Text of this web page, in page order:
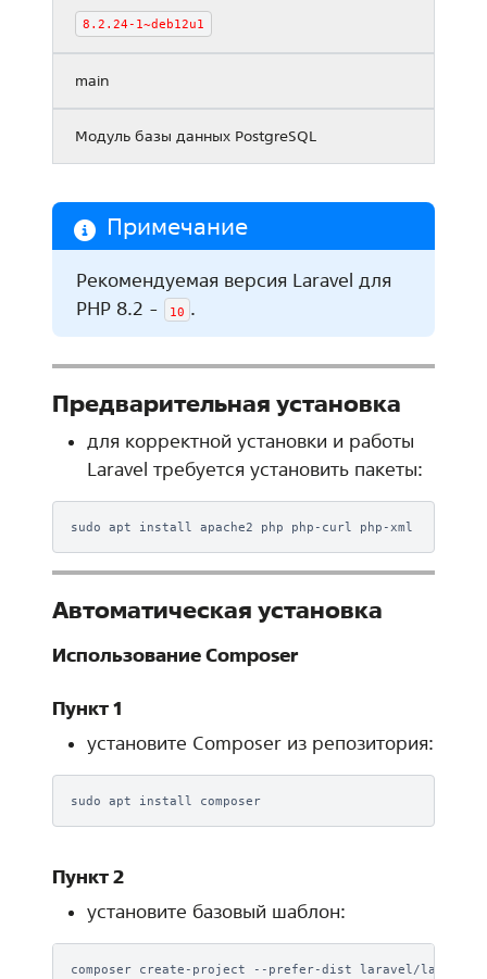
8.2.24-1~deb12u1
main
Модуль базы данных PostgreSQL
Примечание
Рекомендуемая версия Laravel для
PHP 8.2 -
10 .
Предварительная установка
для корректной установки и работы
Laravel требуется установить пакеты:
sudo apt install apache2 php php-curl
Автоматическая установка
Использование Composer
Пункт 1
установите Composer из репозитория:
sudo apt install
Пункт 2
установите базовый шаблон:
composer create-project --prefer-dist laravel/laravel